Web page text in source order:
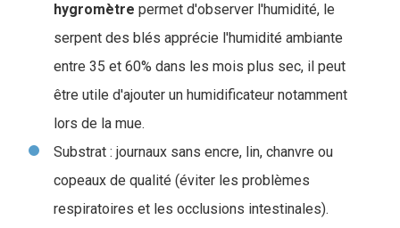
hygromètre permet d'observer l'humidité, le
serpent des blés apprécie l'humidité ambiante
entre 35 et 60% dans les mois plus sec, il peut
être utile d'ajouter un humidificateur notamment
lors de la mue.
Substrat : journaux sans encre, lin, chanvre ou
copeaux de qualité (éviter les problèmes
respiratoires et les occlusions intestinales).